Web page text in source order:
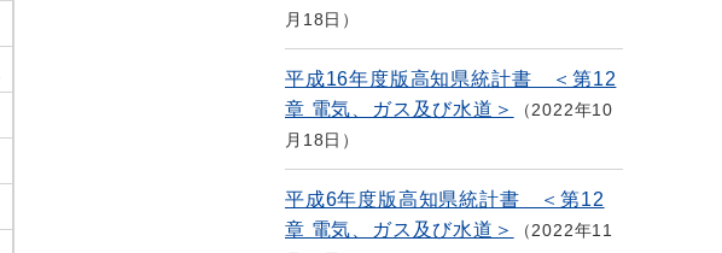
月18日
平成16年度版高知県統計書 ＜第12
章 電気、ガス及び水道＞
2022年10
月18日
平成6年度版高知県統計書 ＜第12
章 電気、ガス及び水道＞
2022年11